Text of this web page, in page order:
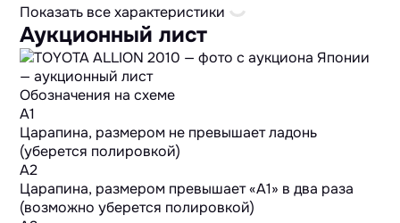
Показать все характеристики
Аукционный лист
Обозначения на схеме
A1
Царапина, размером не превышает ладонь
(уберется полировкой)
A2
Царапина, размером превышает «А1» в два раза
(возможно уберется полировкой)